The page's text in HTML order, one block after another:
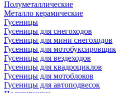
Полуметаллические
Металло керамические
Гусеницы
Гусеницы для снегоходов
Гусеницы для мини снегоходов
Гусеницы для
Гусеницы для вездеходов
Гусеницы для квадроциклов
Гусеницы для мотоблоков
Гусеницы для автоподвесок